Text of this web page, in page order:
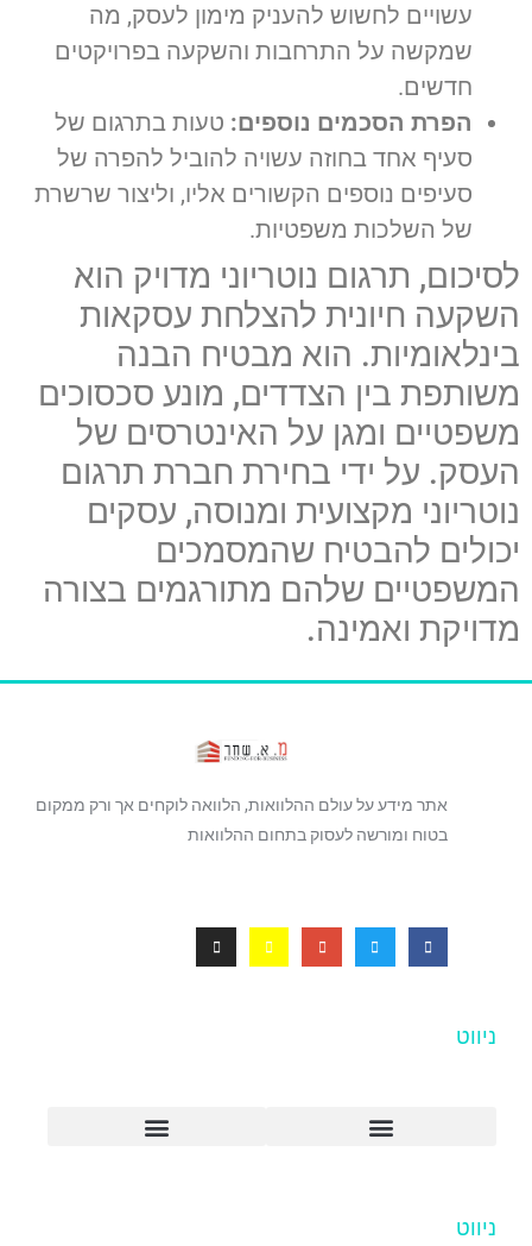
עשויים לחשוש להעניק מימון לעסק, מה
שמקשה על התרחבות והשקעה בפרויקטים
חדשים.
הפרת הסכמים נוספים: טעות בתרגום של
סעיף אחד בחוזה עשויה להוביל להפרה של
סעיפים נוספים הקשורים אליו, וליצור שרשרת
של השלכות משפטיות.
לסיכום, תרגום נוטריוני מדויק הוא
השקעה חיונית להצלחת עסקאות
בינלאומיות. הוא מבטיח הבנה
משותפת בין הצדדים, מונע סכסוכים
משפטיים ומגן על האינטרסים של
העסק. על ידי בחירת חברת תרגום
נוטריוני מקצועית ומנוסה, עסקים
יכולים להבטיח שהמסמכים
המשפטיים שלהם מתורגמים בצורה
מדויקת ואמינה.
אתר מידע על עולם ההלוואות, הלוואה לוקחים אך ורק ממקום
בטוח ומורשה לעסוק בתחום ההלוואות
ניווט
ניווט